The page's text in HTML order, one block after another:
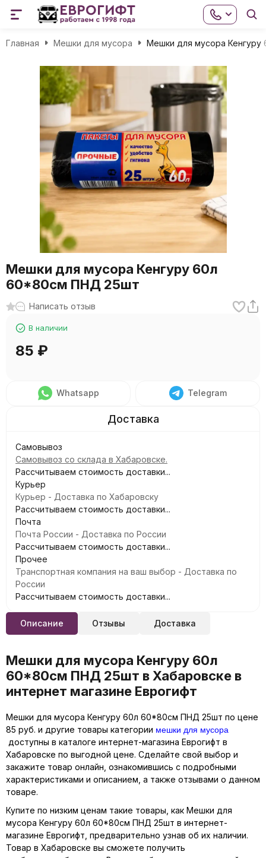
Главная Мешки для мусора Мешки для мусора
Мешки для мусора Кенгуру 60л
60*80см ПНД 25шт
Написать отзыв
В наличии
85 ₽
Whatsapp Telegram
Самовывоз
Самовывоз со склада в Хабаровске.
Рассчитываем стоимость доставки...
Курьер
Курьер - Доставка по Хабаровску
Рассчитываем стоимость доставки...
Почта
Почта России - Доставка по России
Рассчитываем стоимость доставки...
Прочее
Транспортная компания на ваш выбор - Доставка по
России
Рассчитываем стоимость доставки...
Описание Отзывы Доставка
Мешки для мусора Кенгуру 60л
60*80см ПНД 25шт в Хабаровске в
интернет магазине Еврогифт
Мешки для мусора Кенгуру 60л 60*80см ПНД 25шт по цене
85 руб. и другие товары категории мешки для мусора
доступны в каталоге интернет-магазина Еврогифт в
Хабаровске по выгодной цене. Сделайте свой выбор и
закажите товар онлайн, ознакомившись с подробными
характеристиками и описанием, а также отзывами о данном
товаре.
Купите по низким ценам такие товары, как Мешки для
мусора Кенгуру 60л 60*80см ПНД 25шт в интернет-
магазине Еврогифт, предварительно узнав об их наличии.
Товар в Хабаровске вы сможете получить